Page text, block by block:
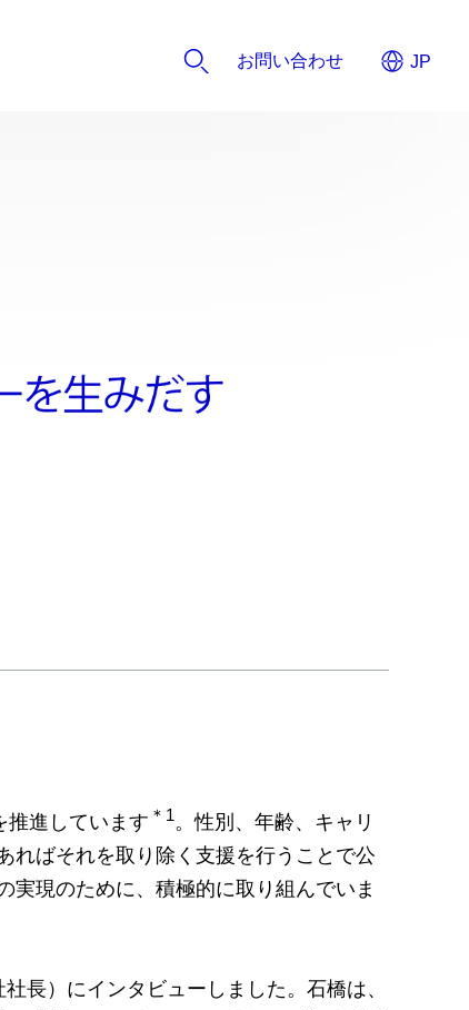
お問い合わせ
推進しています ＊1。性別、年齢、キャリ
ればそれを取り除く支援を行うことで公
実現のために、積極的に取り組んでいま
長）にインタビューしました。石橋は、